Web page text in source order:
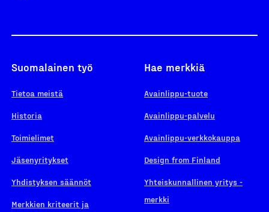
Suomalainen työ
Tietoa meistä
Historia
Toimielimet
Jäsenyritykset
Yhdistyksen säännöt
Merkkien kriteerit ja
Hae merkkiä
Avainlippu-tuote
Avainlippu-palvelu
Avainlippu-verkkokauppa
Design from Finland
Yhteiskunnallinen yritys -
merkki